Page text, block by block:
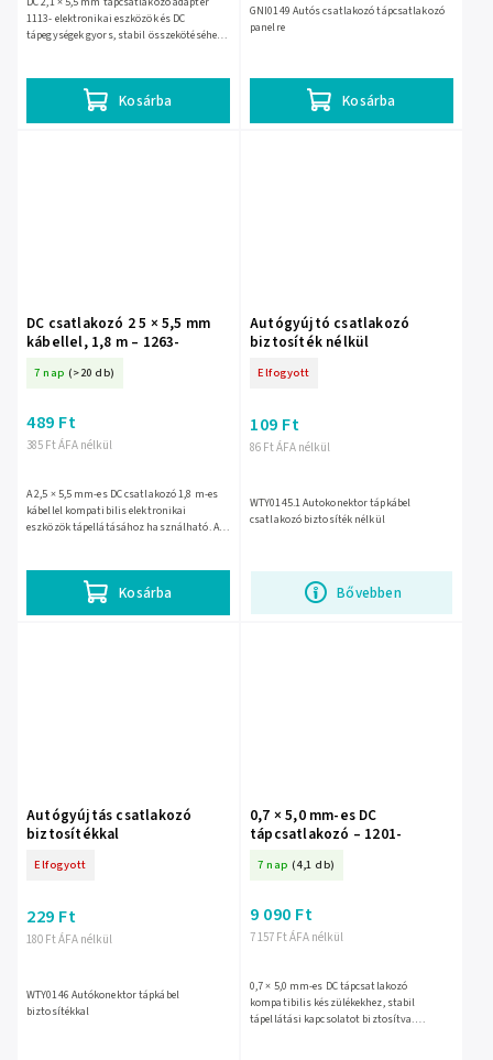
Kosárba
1113- elektronikai eszközök és DC
tápegységek gyors, stabil összekötéséhez.
Kosárba
GNI0149 Autós csatlakozó tápcsatlakozó
panelre
DC csatlakozó 2 5 × 5,5 mm
kábellel, 1,8 m – 1263-
7 nap (>20 db)
385 Ft ÁFA nélkül
489 Ft
Kosárba
A 2,5 × 5,5 mm-es DC csatlakozó 1,8 m-es
kábellel kompatibilis elektronikai
eszközök tápellátásához használható. A
Autógyújtó csatlakozó
biztosíték nélkül
Elfogyott
86 Ft ÁFA nélkül
109 Ft
Bővebben
WTY0145.1 Autokonektor tápkábel
csatlakozó biztosíték nélkül
Autógyújtás csatlakozó
biztosítékkal
Elfogyott
180 Ft ÁFA nélkül
229 Ft
WTY0146 Autókonektor tápkábel
biztosítékkal
0,7 × 5,0 mm-es DC
tápcsatlakozó – 1201-
7 nap (4,1 db)
7 157 Ft ÁFA nélkül
9 090 Ft
0,7 × 5,0 mm-es DC tápcsatlakozó
kompatibilis készülékekhez, stabil
tápellátási kapcsolatot biztosítva.